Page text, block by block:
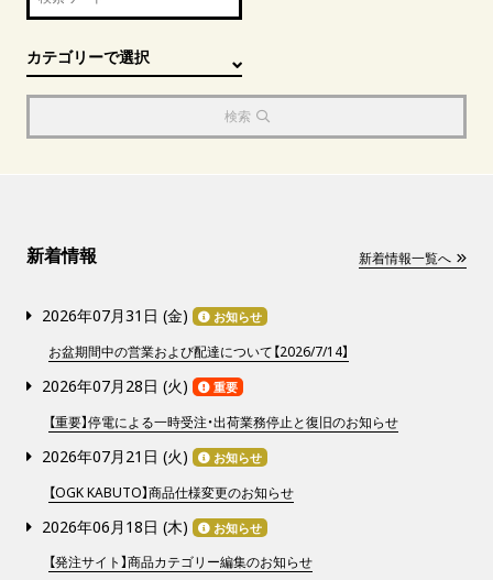
検索
新着情報 新着情報一覧へ
2026年07月31日 (金) お知らせ
お盆期間中の営業および配達について【2026/7/14】
2026年07月28日 (火) 重要
【重要】停電による一時受注・出荷業務停止と復旧のお知らせ
2026年07月21日 (火) お知らせ
【OGK KABUTO】商品仕様変更のお知らせ
2026年06月18日 (木) お知らせ
【発注サイト】商品カテゴリー編集のお知らせ